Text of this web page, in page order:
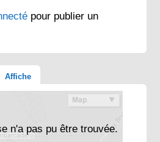
pour publier un
Affiche
n'a pas pu être trouvée.